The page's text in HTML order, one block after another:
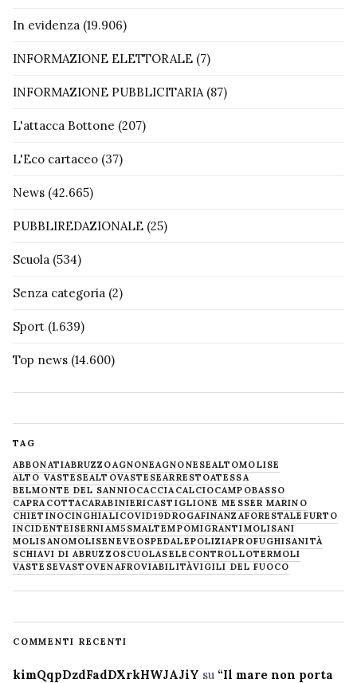
In evidenza (19.906)
INFORMAZIONE ELETTORALE (7)
INFORMAZIONE PUBBLICITARIA(87)
L'attacca Bottone (207)
L'Eco cartaceo (37)
News (42.665)
PUBBLIREDAZIONALE (25)
Scuola (534)
Senza categoria (2)
Sport (1.639)
Top news (14.600)
TAG
ABBONATIABRUZZOAGNONEAGNONESEALTOMOLISE
ALTO VASTESEALTOVASTESEARRESTOATESSA
BELMONTE DEL SANNIOCACCIACALCIOCAMPOBASSO
CAPRACOTTACARABINIERICASTIGLIONE MESSER MARINO
CHIETINOCINGHIALICOVID19DROGAFINANZAFORESTALE FURTO
INCIDENTEISERNIAM5SMALTEMPOMIGRANTIMOLISANI
MOLISANOMOLISENEVE OSPEDALEPOLIZIAPROFUGHISANITÀ
SCHIAVI DI ABRUZZOSCUOLASELECONTROLLOTERMOLI
VASTESEVASTOVENAFROVIABILITÀVIGILI DEL FUOCO
COMMENTI RECENTI
kimQqpDzdFadDXrkHWJAJiY su “Il mare non porta